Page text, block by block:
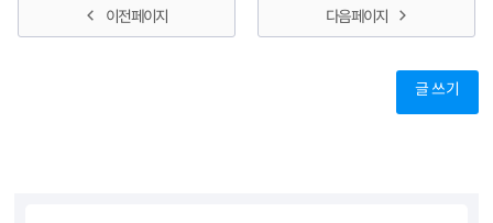
이전 페이지 다음 페이지
글 쓰기